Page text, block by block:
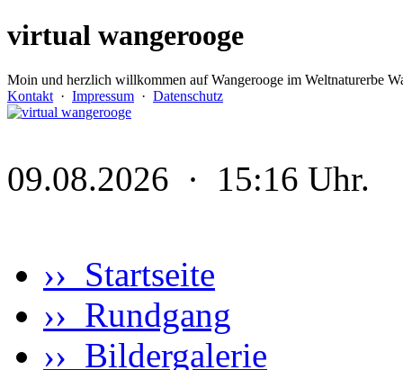
virtual wangerooge
Moin und herzlich willkommen auf Wangerooge im Weltnaturerbe
Kontakt · Impressum · Datenschutz
09.08.2026 · 15:16 Uhr.
›› Startseite
›› Rundgang
›› Bildergalerie